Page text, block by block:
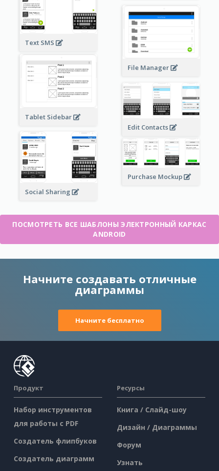
Text SMS
File Manager
Tablet Sidebar
Edit Contacts
Social Sharing
Purchase Mockup
ПОСМОТРЕТЬ ВСЕ ШАБЛОНЫ ЭЛЕКТРОННЫЙ КАРКАС
ANDROID
Начните создавать отличные
диаграммы
Начните бесплатно
Продукт
Набор инструментов
для работы с PDF
Создатель флипбуков
Создатель диаграмм
Ресурсы
Книга / Слайд-шоу
Дизайн / Диаграммы
Форум
Узнать